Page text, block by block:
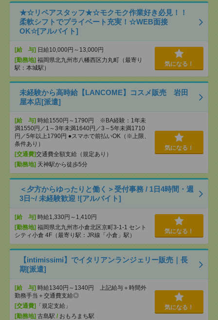
★☆リペアスタッフ★☆モクモク作業好き必見！！
柔軟シフトでプライベート充実！☆WEB面接
OK☆[アルバイト]
[給 与] 日給10,000円～13,000円
[勤務地] 福岡県北九州市八幡西区力丸町（最寄り
駅：本城駅）
気になる！
未経験から高時給【LANCOME】コスメ販売 岩田
屋本店[派遣]
[給 与] 時給1550円～1790円 ※BA経験：1年未
満1550円／1～3年未満1640円／3～5年未満1710
円／5年以上1790円 ●スマホで前払いOK（※上限、
条件あり）
[交通費]交通費全額支給（規定あり）
[勤務地] 天神駅から徒歩5分
気になる！
＜夕方からゆったりと働く＞受付事務 / 1日4時間・週
3日~/ 未経験歓迎 ![アルバイト]
[給 与] 時給1,330円～1,410円
[勤務地] 福岡県北九州市小倉北区京町3-1-1 セント
シティ小倉 4F（最寄り駅：JR線「小倉」駅）
気になる！
【intimissimi】でイタリアンランジェリー販売｜長
期[派遣]
[給 与] 時給1340円～1340円 上記給与＋時間外
勤務手当＋交通費支給◎
[交通費]
「規定支給」
[勤務地] 古島駅 / おもろまち駅
気になる！